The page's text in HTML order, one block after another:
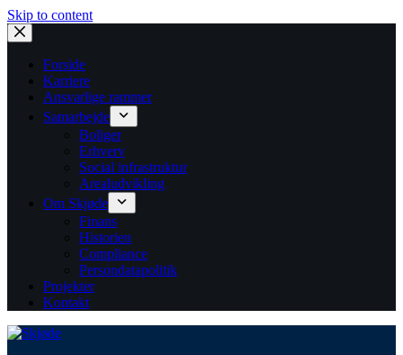
Skip to content
Forside
Karriere
Ansvarlige rammer
Samarbejde
Boliger
Erhverv
Social infrastruktur
Arealudvikling
Om Skjøde
Finans
Historien
Compliance
Persondatapolitik
Projekter
Kontakt